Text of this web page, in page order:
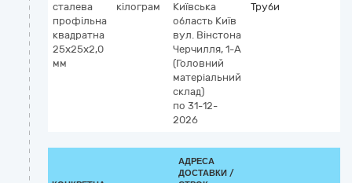
сталева
профільна
квадратна
25х25х2,0
мм
кілограм
Київська
область Київ
вул. Вінстона
Черчилля, 1-А
(Головний
матеріальний
склад)
по 31-12-
2026
Труби
АДРЕСА
ДОСТАВКИ /